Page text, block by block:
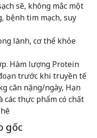
sẽ, không mắc một
bệnh tim mạch, suy
lành, cơ thể khỏe
Hàm lượng Protein
trước khi truyền tế
cân nặng/ngày, Hạn
các thực phẩm có chất
gốc